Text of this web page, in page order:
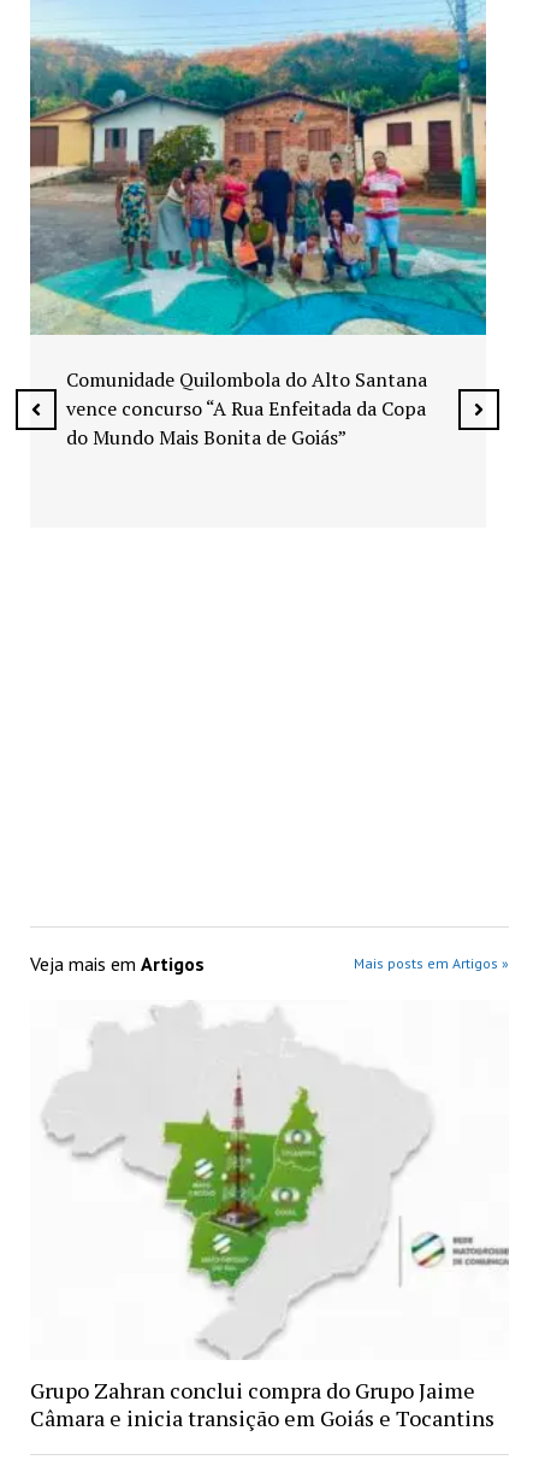
Exposição “Arte em Cores” leva pinturas a
espaços públicos de Senador Canedo
Veja mais em Artigos Mais posts em Artigos »
Grupo Zahran conclui compra do Grupo Jaime
Câmara e inicia transição em Goiás e Tocantins